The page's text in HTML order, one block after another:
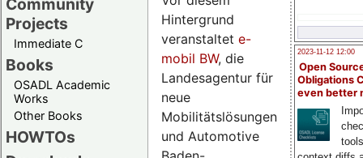
Projects
Immediate C
Books
OSADL Academic
Works
Other Books
HOWTOs
2023-11-12 12:00
Open
Obligations
even better
Hintergrund
veranstaltet e-
mobil BW, die
Landesagentur für
neue
Mobilitätslösungen
und Automotive